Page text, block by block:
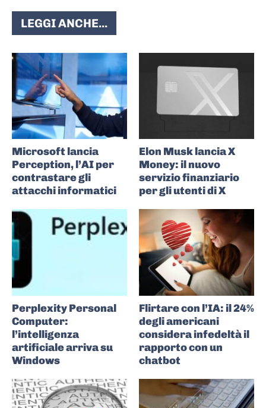
LEGGI ANCHE...
Microsoft lancia
Perception, l’AI per
contrastare gli
attacchi informatici
Elon Musk lancia X
Money: il nuovo
servizio finanziario
per gli utenti di X
Perplexity Personal
Computer:
l’intelligenza
artificiale arriva su
Windows
Flirtare con l’IA: il 24%
degli americani
considera infedeltà il
rapporto con un
chatbot